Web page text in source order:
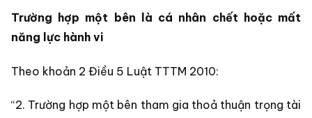
Trường hợp một bên là cá nhân chết hoặc mất
năng lực hành vi
Theo khoản 2 Điều 5 Luật TTTM 2010:
“2. Trường hợp một bên tham gia thoả thuận trọng tài